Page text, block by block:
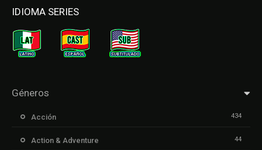
IDIOMA SERIES
Géneros
Acción 434
Action & Adventure 44